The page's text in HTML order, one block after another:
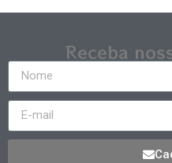
Receba